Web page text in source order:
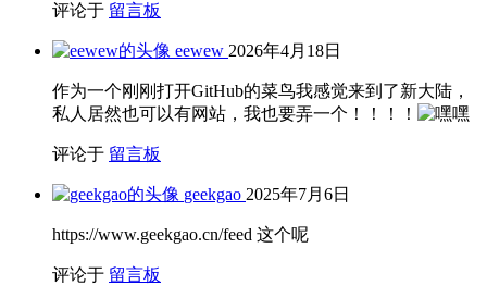
评论于 留言板
eewew 2026年4月18日
作为一个刚刚打开GitHub的菜鸟我感觉来到了新大陆，
私人居然也可以有网站，我也要弄一个！！！！
评论于 留言板
geekgao 2025年7月6日
https://www.geekgao.cn/feed 这个呢
评论于 留言板